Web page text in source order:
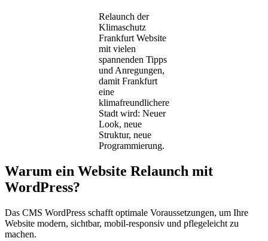
Relaunch der
Klimaschutz
Frankfurt Website
mit vielen
spannenden Tipps
und Anregungen,
damit Frankfurt
eine
klimafreundlichere
Stadt wird: Neuer
Look, neue
Struktur, neue
Programmierung.
Warum ein Website Relaunch mit
WordPress?
Das CMS WordPress schafft optimale Voraussetzungen, um Ihre
Website modern, sichtbar, mobil-responsiv und pflegeleicht zu
machen.